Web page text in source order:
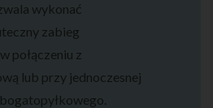
wykonać
zabieg
połączeniu z
lub przy jednoczesnej